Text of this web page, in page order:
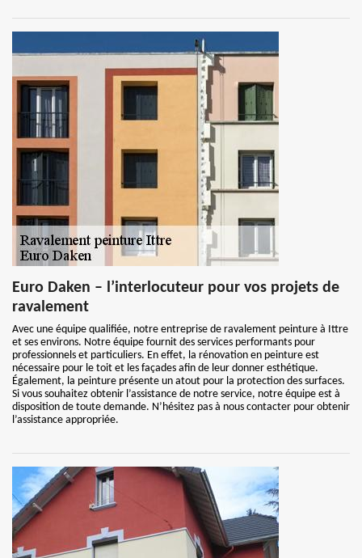
Euro Daken – l’interlocuteur pour vos projets de
ravalement
Avec une équipe qualifiée, notre entreprise de ravalement peinture à Ittre
et ses environs. Notre équipe fournit des services performants pour
professionnels et particuliers. En effet, la rénovation en peinture est
nécessaire pour le toit et les façades afin de leur donner esthétique.
Également, la peinture présente un atout pour la protection des surfaces.
Si vous souhaitez obtenir l’assistance de notre service, notre équipe est à
disposition de toute demande. N’hésitez pas à nous contacter pour obtenir
l’assistance appropriée.